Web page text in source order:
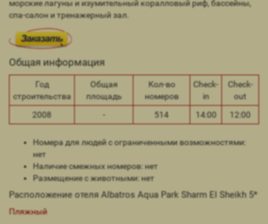
морские лагуны и изумительный коралловый риф, бассейны,
спа-салон и тренажерный зал.
Общая информация
Год
строительства
Общая
площадь
Кол-во
номеров
Check-
in
Check-
out
2008
- 514 14:00 12:00
Номера для людей с ограниченными возможностями:
нет
Наличие смежных номеров: нет
Размещение с животными: нет
Расположение отеля Albatros Aqua Park Sharm El Sheikh 5*
Пляжный